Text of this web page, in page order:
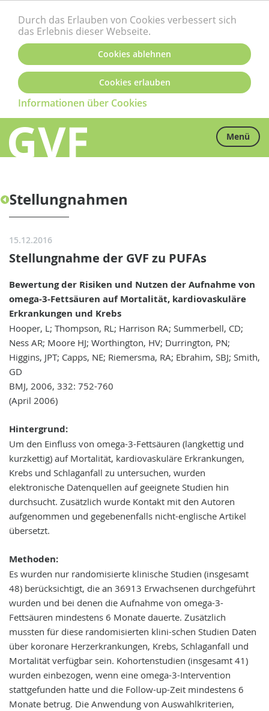
Durch das Erlauben von Cookies verbessert sich
das Erlebnis dieser Webseite.
Cookies ablehnen
Informationen über Cookies
Cookies erlauben
Menü
Stellungnahmen
15.12.2016
Stellungnahme der GVF zu PUFAs
Bewertung der Risiken und Nutzen der Aufnahme von
omega-3-Fettsäuren auf Mortalität, kardiovaskuläre
Erkrankungen und Krebs
Hooper, L; Thompson, RL; Harrison RA; Summerbell, CD;
Ness AR; Moore HJ; Worthington, HV; Durrington, PN;
Higgins, JPT; Capps, NE; Riemersma, RA; Ebrahim, SBJ; Smith,
GD
BMJ, 2006, 332: 752-760
(April 2006)
Hintergrund:
Um den Einfluss von omega-3-Fettsäuren (langkettig und
kurzkettig) auf Mortalität, kardiovaskuläre Erkrankungen,
Krebs und Schlaganfall zu untersuchen, wurden
elektronische Datenquellen auf geeignete Studien hin
durchsucht. Zusätzlich wurde Kontakt mit den Autoren
aufgenommen und gegebenenfalls nicht-englische Artikel
übersetzt.
Methoden:
Es wurden nur randomisierte klinische Studien (insgesamt
48) berücksichtigt, die an 36913 Erwachsenen durchgeführt
wurden und bei denen die Aufnahme von omega-3-
Fettsäuren mindestens 6 Monate dauerte. Zusätzlich
mussten für diese randomisierten klini-schen Studien Daten
über koronare Herzerkrankungen, Krebs, Schlaganfall und
Mortalität verfügbar sein. Kohortenstudien (insgesamt 41)
wurden einbezogen, wenn eine omega-3-Intervention
stattgefunden hatte und die Follow-up-Zeit mindestens 6
Monate betrug. Die Anwendung von Auswahlkriterien,